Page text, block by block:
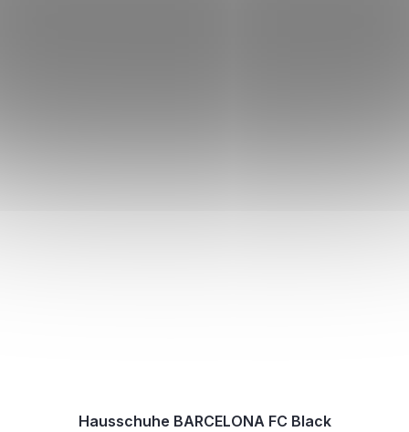
Hausschuhe BARCELONA FC Black